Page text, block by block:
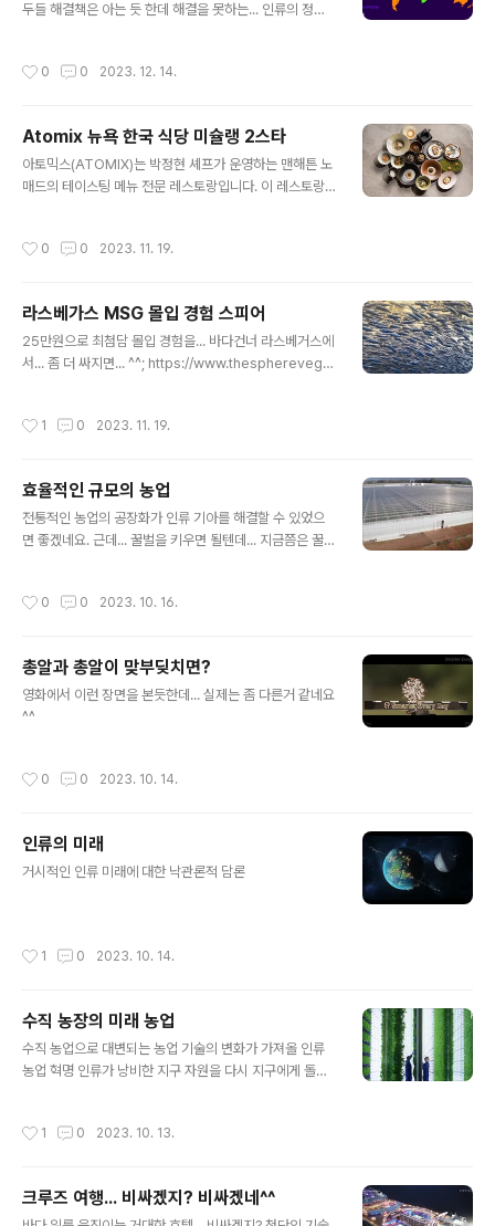
두들 해결책은 아는 듯 한데 해결을 못하는... 인류의 정해
0 0 2023. 12. 14.
Atomix 뉴욕 한국 식당 미슐랭 2스타
아토믹스(ATOMIX)는 박정현 셰프가 운영하는 맨해튼 노
매드의 테이스팅 메뉴 전문 레스토랑입니다. 이 레스토랑
니다. 박정현 (Junghyun Park, JP), 엘리아 박 (Ellia Pa
했습니다. 아토믹스는 10코스 테이스팅 메뉴를 제공하며,
2020년에는 미슐랭 2스타를 받았습니다. 또한, 2021년
에는 세계 최고 레스토랑 43위에 선정되었습니다. http
0 0 2023. 11. 19.
라스베가스 MSG 몰입 경험 스피어
25만원으로 최첨담 몰입 경험을... 바다건너 라스베거스에
서... 좀 더 싸지면... ^^; https://www.thespherevega
1 0 2023. 11. 19.
효율적인 규모의 농업
전통적인 농업의 공장화가 인류 기아를 해결할 수 있었으
면 좋겠네요. 근데... 꿀벌을 키우면 될텐데... 지금쯤은 꿀벌
0 0 2023. 10. 16.
총알과 총알이 맞부딪치면?
영화에서 이런 장면을 본듯한데... 실제는 좀 다른거 같네요
^^
0 0 2023. 10. 14.
인류의 미래
거시적인 인류 미래에 대한 낙관론적 담론
1 0 2023. 10. 14.
수직 농장의 미래 농업
수직 농업으로 대변되는 농업 기술의 변화가 가져올 인류
농업 혁명 인류가 낭비한 지구 자원을 다시 지구에게 돌려
1 0 2023. 10. 13.
크루즈 여행... 비싸겠지? 비싸겠네^^